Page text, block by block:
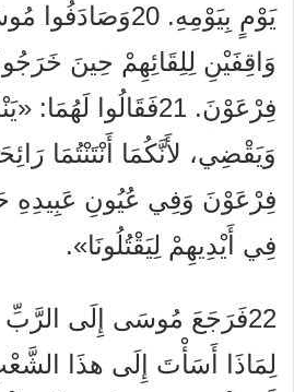
يَوْمٍ بِيَوْمِهِ.
وَاقِفَيْنِ لِلِقَائِهِمْ حِينَ
فِرْعَوْنَ. 21فَقَالُوا
وَيَقْضِي، لأَنَّكُمَا أَنْتَنْتُمَا
فِرْعَوْنَ وَفِي عُيُونِ عَبِيدِهِ
فِي أَيْدِيهِمْ لِيَقْتُلُونَا».
22فَرَجَعَ مُوسَى إِلَى الرَّبِّ
لِمَاذَا أَسَأْتَ إِلَى هذَا